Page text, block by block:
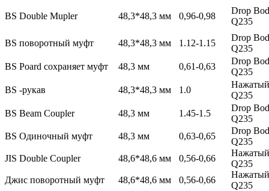
BS Double Mupler 48,3*48,3 мм 0,96-0,98
Drop
Q235
BS поворотный муфт 48,3*48,3 мм 1.12-1.15
Drop
Q235
BS Poard сохраняет муфт
48,3 мм 0,61-0,63
Drop
Q235
BS -рукав
48,3*48,3 мм 1.0
Нажатый
Q235
BS Beam Coupler
48,3 мм 1.45-1.5
Drop
Q235
BS Одиночный муфт
48,3 мм 0,63-0,65
Drop
Q235
JIS Double Coupler
48,6*48,6 мм 0,56-0,66
Нажатый
Q235
Джис поворотный муфт
48,6*48,6 мм 0,56-0,66
Нажатый
Q235